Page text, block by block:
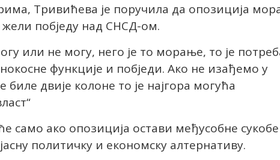
Тривићева је поручила да опозиција
жели побједу над СНСД-ом.
или не могу, него је то морање, то је
функције и побједи. Ако не изађемо у
биле двије колоне то је најгора могућа
само ако опозиција остави међусобне сукобе
политичку и економску алтернативу.